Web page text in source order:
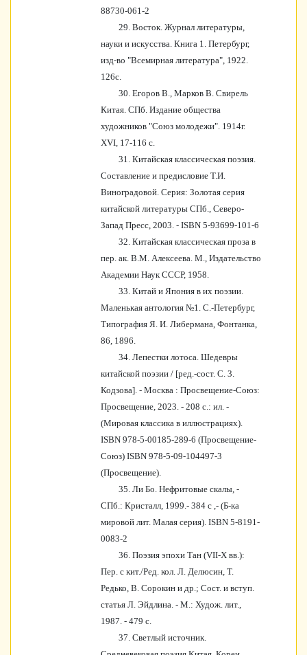
88730-061-2
29. Восток. Журнал литературы,
науки и искусства. Книга 1. Петербург,
изд-во "Всемирная литература", 1922.
126с.
30. Егоров В., Марков В. Свирель
Китая. СПб. Издание общества
художников "Союз молодежи". 1914г.
XVI, 17-116 с.
31. Китайская классическая поэзия.
Составление и предисловие Т.И.
Виноградовой. Серия: Золотая серия
китайской литературы СПб., Северо-
Запад Пресс, 2003. - ISBN 5-93699-101-6
32. Китайская классическая проза в
пер. ак. В.М. Алексеева. М., Издательство
Академии Наук СССР, 1958.
33.Китай и Япония в их поэзии.
Маленькая антология №1. С.-Петербург,
Типография Я. И. Либермана, Фонтанка,
86, 1896.
34. Лепестки лотоса. Шедевры
китайской поэзии / [ред.-сост. С. 3.
Кодзова]. - Москва : Просвещение-Союз:
Просвещение, 2023. - 208 с.: ил. -
(Мировая классика в иллюстрациях).
ISBN 978-5-00185-289-6 (Просвещение-
Союз) ISBN 978-5-09-104497-3
(Просвещение).
35. Ли Бо. Нефритовые скалы, -
СПб.: Кристалл, 1999.- 384 с ,- (Б-ка
мировой лит. Малая серия). ISBN 5-8191-
0083-2
36. Поэзия эпохи Тан (VII-X вв.):
Пер. с кит./Ред. кол. Л. Делюсин, Т.
Редько, В. Сорокин и др.; Сост. и вступ.
статья Л. Эйдлина. - М.: Худож. лит.,
1987. - 479 с.
37. Светлый источник.